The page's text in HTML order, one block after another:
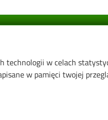
technologii w celach
w pamięci twojej
Biotechnologii Molekularnej i